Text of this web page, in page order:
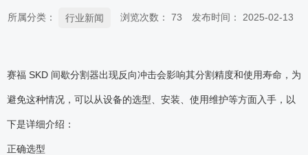
所属分类： 行业新闻 浏览次数： 73 发布时间： 2025-02-13
赛福 SKD 间歇分割器出现反向冲击会影响其分割精度和使用寿命，为
避免这种情况，可以从设备的选型、安装、使用维护等方面入手，以
下是详细介绍：
正确选型